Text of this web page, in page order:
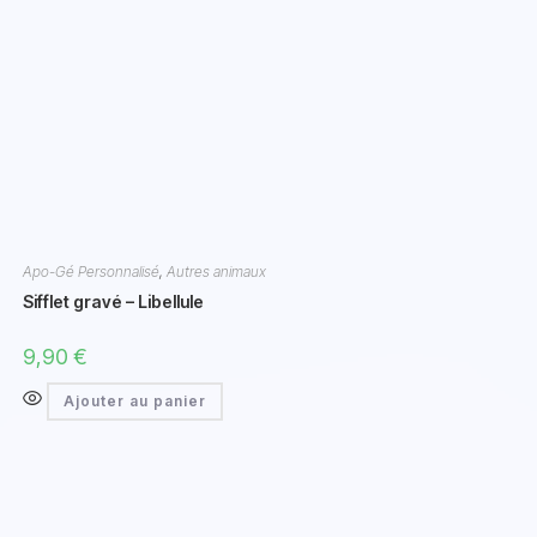
Apo-Gé Personnalisé, Autres animaux
Sifflet gravé – Libellule
9,90 €
Ajouter au panier